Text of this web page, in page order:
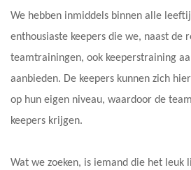
We hebben inmiddels binnen alle
enthousiaste keepers die we, naast de
teamtrainingen, ook keeperstraining
aanbieden. De keepers kunnen zich
op hun eigen niveau, waardoor de
keepers krijgen.
Wat we zoeken, is iemand die het leuk